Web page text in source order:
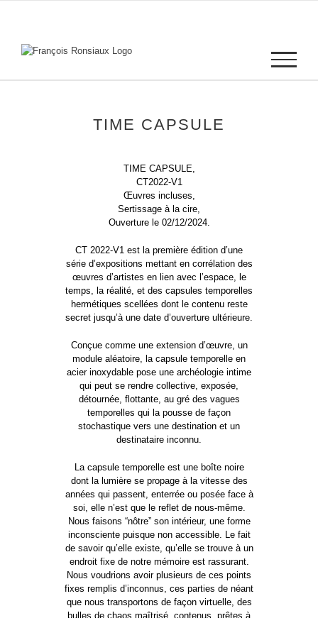
TIME CAPSULE
TIME CAPSULE,
CT2022-V1
Œuvres incluses,
Sertissage à la cire,
Ouverture le 02/12/2024.
CT 2022-V1 est la première édition d’une
série d’expositions mettant en corrélation des
œuvres d’artistes en lien avec l’espace, le
temps, la réalité, et des capsules temporelles
hermétiques scellées dont le contenu reste
secret jusqu’à une date d’ouverture ultérieure.
Conçue comme une extension d’œuvre, un
module aléatoire, la capsule temporelle en
acier inoxydable pose une archéologie intime
qui peut se rendre collective, exposée,
détournée, flottante, au gré des vagues
temporelles qui la pousse de façon
stochastique vers une destination et un
destinataire inconnu.
La capsule temporelle est une boîte noire
dont la lumière se propage à la vitesse des
années qui passent, enterrée ou posée face à
soi, elle n’est que le reflet de nous-même.
Nous faisons “nôtre” son intérieur, une forme
inconsciente puisque non accessible. Le fait
de savoir qu’elle existe, qu’elle se trouve à un
endroit fixe de notre mémoire est rassurant.
Nous voudrions avoir plusieurs de ces points
fixes remplis d’inconnus, ces parties de néant
que nous transportons de façon virtuelle, des
bulles de chaos maîtrisé, contenus, prêtes à